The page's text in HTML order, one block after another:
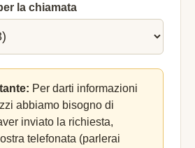
la chiamata
Per darti informazioni
abbiamo bisogno di
inviato la richiesta,
telefonata (parlerai